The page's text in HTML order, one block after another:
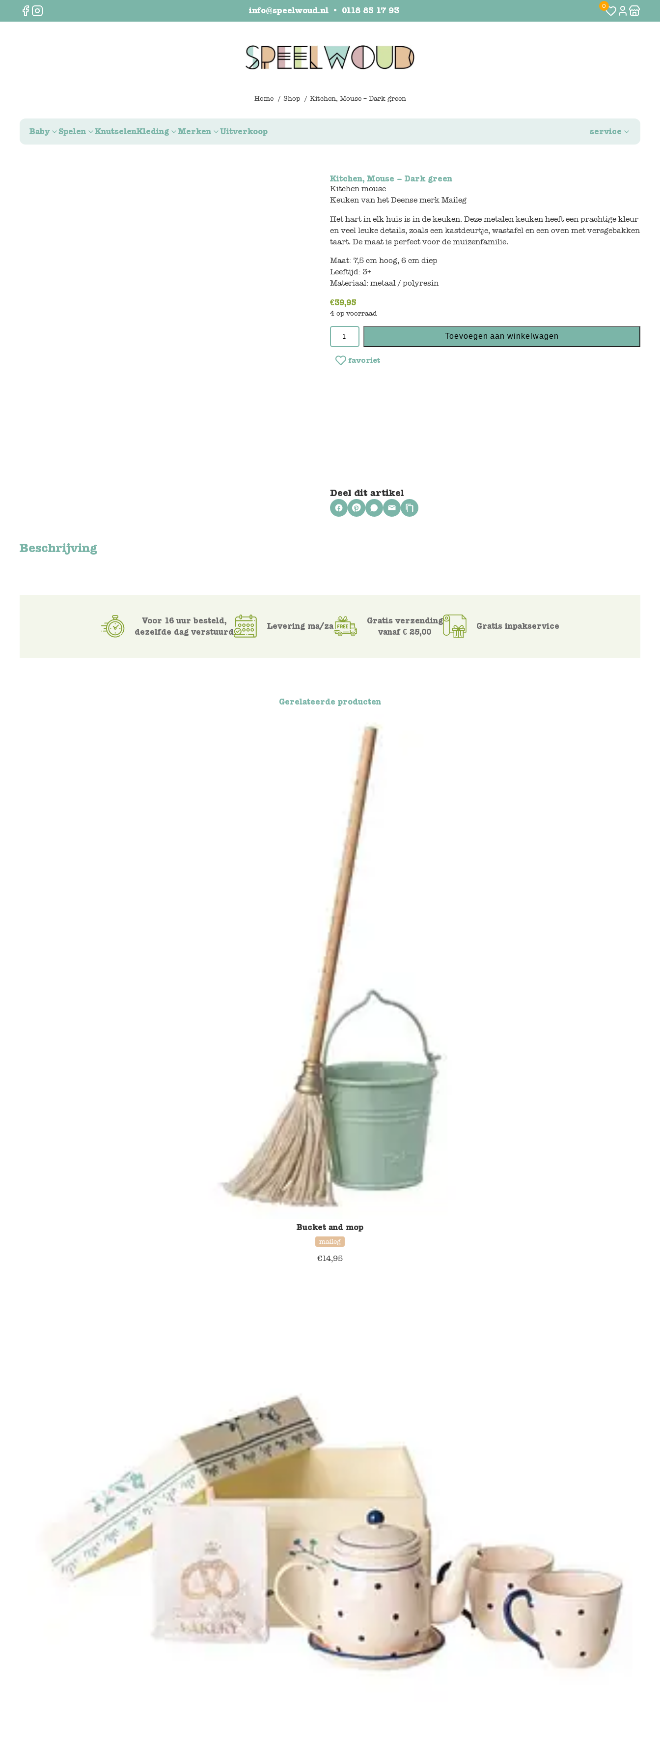
info@speelwoud.nl • 0118 85 17 93 0
Home Shop Kitchen, Mouse – Dark green
Baby Spelen KnutselenKleding Merken Uitverkoop service
Kitchen, Mouse – Dark green
Kitchen mouse
Keuken van het Deense merk Maileg
Het hart in elk huis is in de keuken. Deze metalen keuken heeft een prachtige kleur
en veel leuke details, zoals een kastdeurtje, wastafel en een oven met versgebakken
taart. De maat is perfect voor de muizenfamilie.
Maat: 7,5 cm hoog, 6 cm diep
Leeftijd: 3+
Materiaal: metaal / polyresin
€39,95
4 op voorraad
Toevoegen aan winkelwagen
favoriet
Deel dit artikel
Beschrijving
Voor 16 uur besteld,
dezelfde dag verstuurd
Levering ma/za
Gratis verzending
vanaf € 25,00
Gratis inpakservice
Gerelateerde producten
Bucket and mop
maileg
€14,95